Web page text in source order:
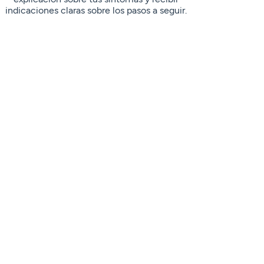
indicaciones claras sobre los pasos a seguir.